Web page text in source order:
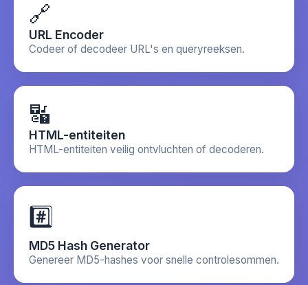
🔗
URL Encoder
Codeer of decodeer URL's en queryreeksen.
🔣
HTML-entiteiten
HTML-entiteiten veilig ontvluchten of decoderen.
#️⃣
MD5 Hash Generator
Genereer MD5-hashes voor snelle controlesommen.